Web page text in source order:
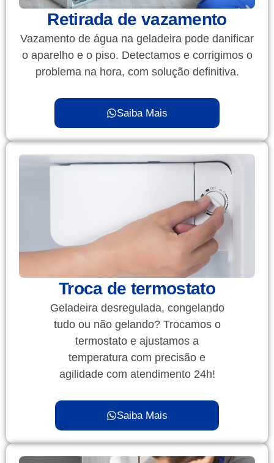
Retirada de vazamento
Vazamento de água na geladeira pode danificar
o aparelho e o piso. Detectamos e corrigimos o
problema na hora, com solução definitiva.
Saiba Mais
Troca de termostato
Geladeira desregulada, congelando
tudo ou não gelando? Trocamos o
termostato e ajustamos a
temperatura com precisão e
agilidade com atendimento 24h!
Saiba Mais